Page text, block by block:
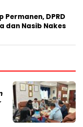
DPRD
dan Nasib Nakes